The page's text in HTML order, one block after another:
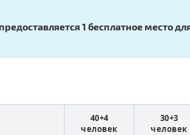
1 бесплатное место
40+4
человек
30+3
человек